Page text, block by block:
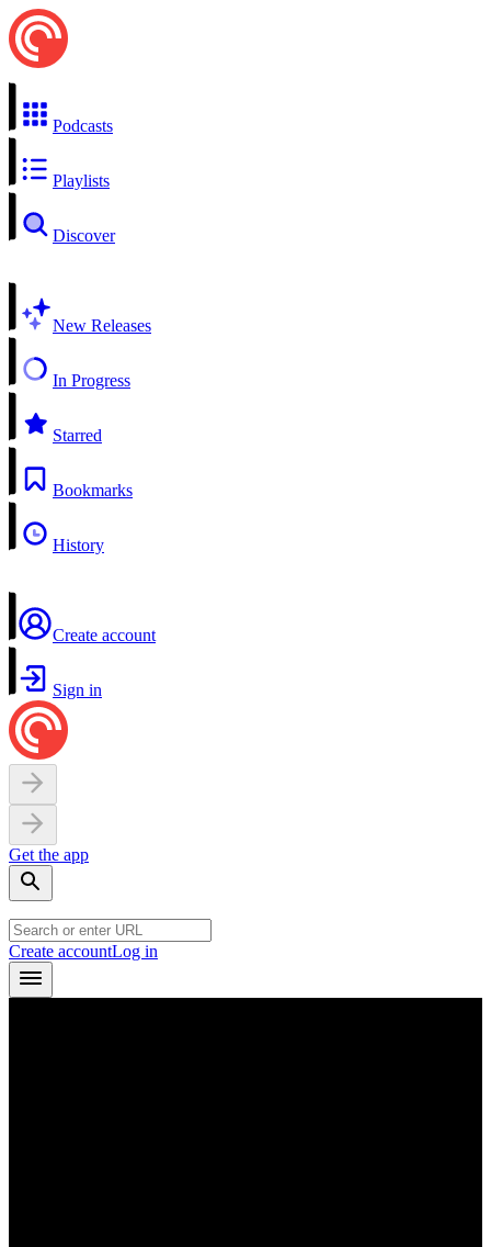
Podcasts
Playlists
Discover
New Releases
In Progress
Starred
Bookmarks
History
Create account
Sign in
Get the app
Create accountLog in